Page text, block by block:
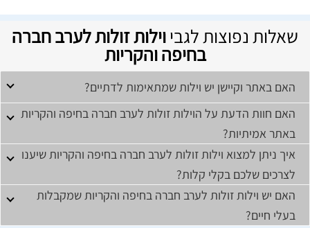
שאלות נפוצות לגביוילות זולות לערב חברה
בחיפה והקריות
האם באתר וקיישן יש וילות שמתאימות לדתיים?
האם חוות הדעת על הוילות זולות לערב חברה בחיפה והקריות
באתר אמיתיות?
איך ניתן למצוא וילות זולות לערב חברה בחיפה והקריות שיענו
לצרכים שלכם בקלי קלות?
האם יש וילות זולות לערב חברה בחיפה והקריות שמקבלות
בעלי חיים?